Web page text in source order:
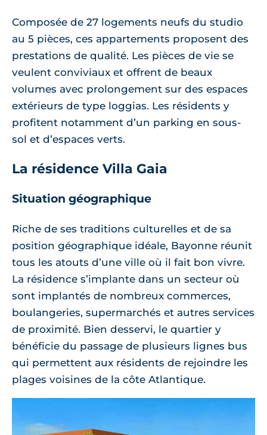
Composée de 27 logements neufs du studio
au 5 pièces, ces appartements proposent des
prestations de qualité. Les pièces de vie se
veulent conviviaux et offrent de beaux
volumes avec prolongement sur des espaces
extérieurs de type loggias. Les résidents y
profitent notamment d’un parking en sous-
sol et d’espaces verts.
La résidence Villa Gaia
Situation géographique
Riche de ses traditions culturelles et de sa
position géographique idéale, Bayonne réunit
tous les atouts d’une ville où il fait bon vivre.
La résidence s’implante dans un secteur où
sont implantés de nombreux commerces,
boulangeries, supermarchés et autres services
de proximité. Bien desservi, le quartier y
bénéficie du passage de plusieurs lignes bus
qui permettent aux résidents de rejoindre les
plages voisines de la côte Atlantique.